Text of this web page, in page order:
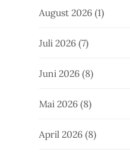
August 2026 (1)
Juli 2026 (7)
Juni 2026 (8)
Mai 2026 (8)
April 2026 (8)